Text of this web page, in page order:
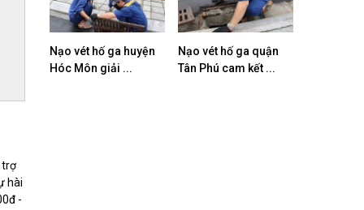
trợ
hài
-
Nạo vét hố ga huyện
Hóc Môn giải ...
Nạo vét hố ga quận
Tân Phú cam kết ...